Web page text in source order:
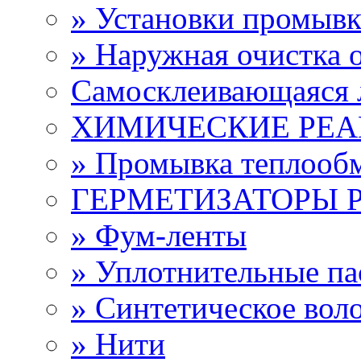
» Установки
» Наружная очистка
Самосклеивающаяся
ХИМИЧЕСКИЕ
» Промывка
ГЕРМЕТИЗАТОРЫ
» Фум-ленты
» Уплотнительные
» Синтетическое
» Нити